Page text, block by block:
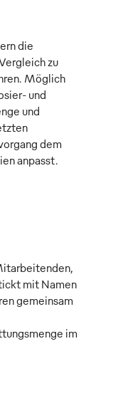
die
zu
Möglich
und
und
dem
anpasst.
mit Namen
gemeinsam
im